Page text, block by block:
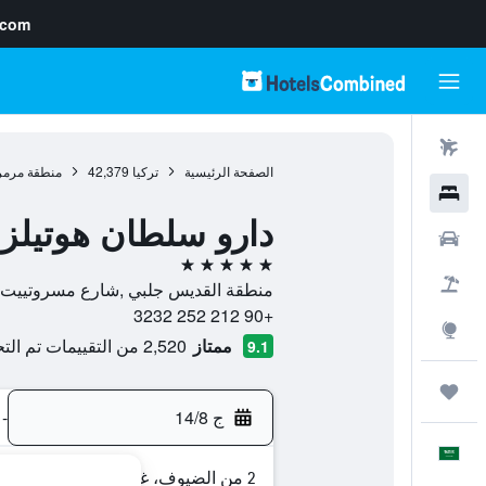
الصفحة الرئيسية تركيا 42,379 منطقة
دارو سلطان هوتيلز
5 نجوم
منطقة القديس جلبي ,شارع مسروتييت رقم 108 سيسهاني/بيوغلو, 34420, اسطنبول, محافظة
+90 212 252 3232
9.1 ممتاز 2,520 من التقييمات تم التحقق منها
ج 14/8 -
2 من الضيوف، غرفة واحدة